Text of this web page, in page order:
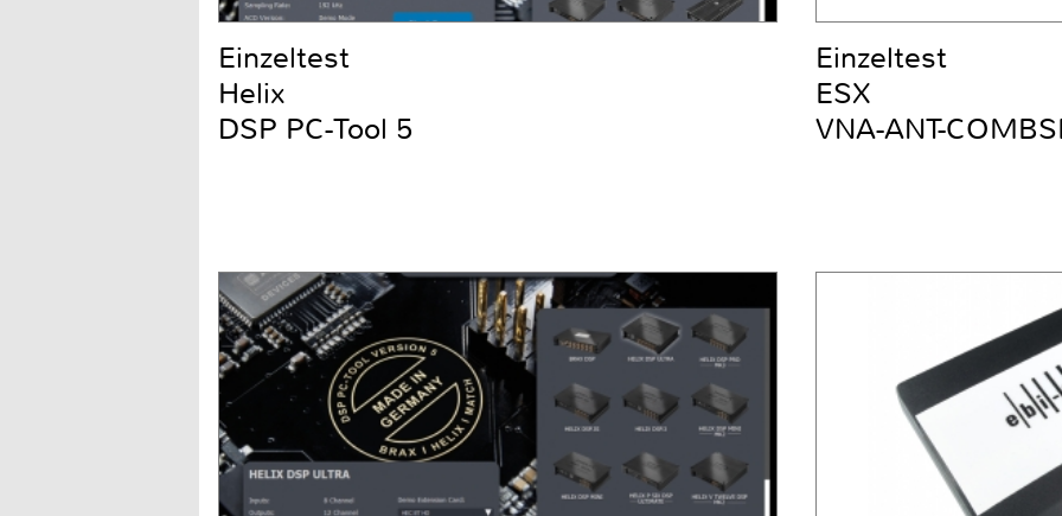
Einzeltest
Helix
DSP PC-Tool 5
Einzeltest
ESX
VNA-ANT-